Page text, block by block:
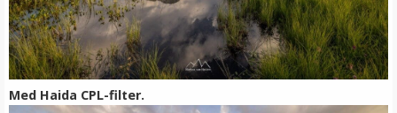
Med Haida CPL-filter.